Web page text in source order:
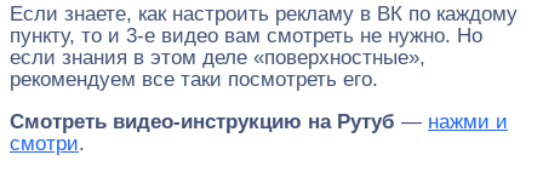
Если знаете, как настроить рекламу в ВК по каждому
пункту, то и 3-е видео вам смотреть не нужно. Но
если знания в этом деле «поверхностные»,
рекомендуем все таки посмотреть его.
Смотреть видео-инструкцию на Рутуб — нажми и
смотри.